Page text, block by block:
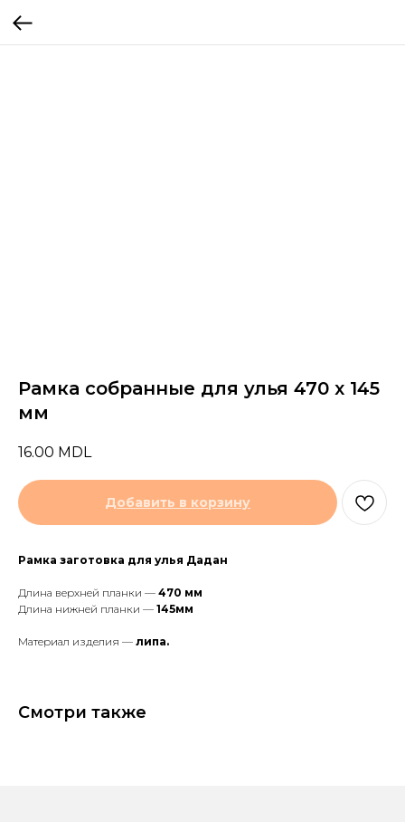
Рамка собранные для улья 470 x 145
мм
16.00 MDL
Добавить в корзину
Рамка заготовка для улья Дадан
Длина верхней планки — 470 мм
Длина нижней планки — 145мм
Материал изделия — липа.
Смотри также